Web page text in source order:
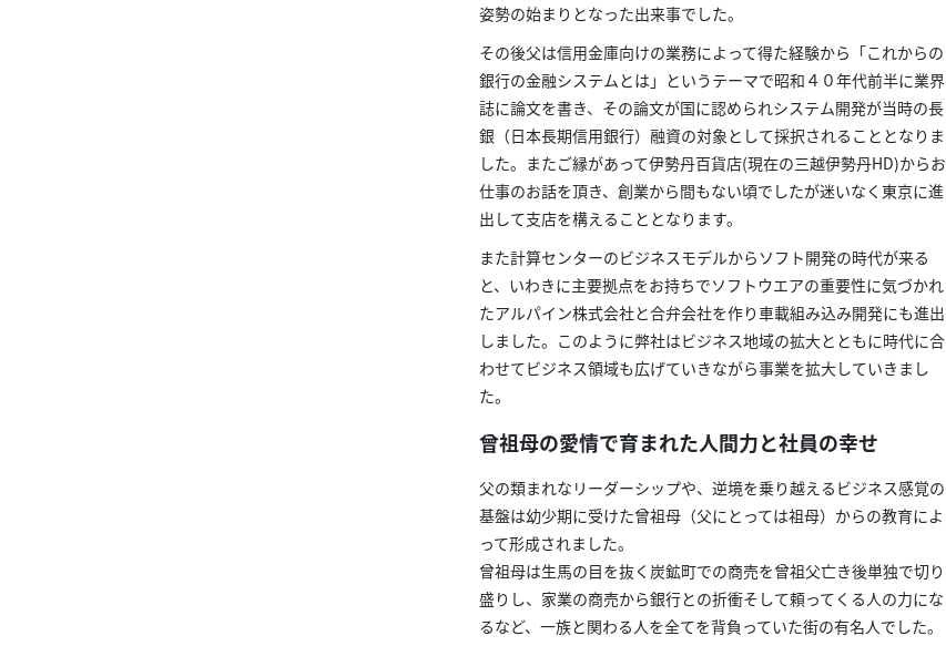
姿勢の始まりとなった出来事でした。
その後父は信用金庫向けの業務によって得た経験から「これからの
銀行の金融システムとは」というテーマで昭和４０年代前半に業界
誌に論文を書き、その論文が国に認められシステム開発が当時の長
銀（日本長期信用銀行）融資の対象として採択されることとなりま
した。またご縁があって伊勢丹百貨店(現在の三越伊勢丹HD)からお
仕事のお話を頂き、創業から間もない頃でしたが迷いなく東京に進
出して支店を構えることとなります。
また計算センターのビジネスモデルからソフト開発の時代が来る
と、いわきに主要拠点をお持ちでソフトウエアの重要性に気づかれ
たアルパイン株式会社と合弁会社を作り車載組み込み開発にも進出
しました。このように弊社はビジネス地域の拡大とともに時代に合
わせてビジネス領域も広げていきながら事業を拡大していきまし
た。
曾祖母の愛情で育まれた人間力と社員の幸せ
父の類まれなリーダーシップや、逆境を乗り越えるビジネス感覚の
基盤は幼少期に受けた曾祖母（父にとっては祖母）からの教育によ
って形成されました。
曾祖母は生馬の目を抜く炭鉱町での商売を曾祖父亡き後単独で切り
盛りし、家業の商売から銀行との折衝そして頼ってくる人の力にな
るなど、一族と関わる人を全てを背負っていた街の有名人でした。